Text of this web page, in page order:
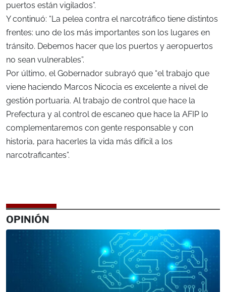
puertos están vigilados”.
Y continuó: “La pelea contra el narcotráfico tiene distintos
frentes: uno de los más importantes son los lugares en
tránsito. Debemos hacer que los puertos y aeropuertos
no sean vulnerables”.
Por último, el Gobernador subrayó que “el trabajo que
viene haciendo Marcos Nicocia es excelente a nivel de
gestión portuaria. Al trabajo de control que hace la
Prefectura y al control de escaneo que hace la AFIP lo
complementaremos con gente responsable y con
historia, para hacerles la vida más difícil a los
narcotraficantes”.
OPINIÓN